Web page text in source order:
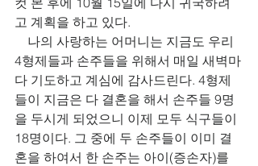
고 계획을 하고 있다.
나의 사랑하는 어머니는 지금도 우리
4형제들과 손주들을 위해서 매일 새벽마
다 기도하고 계심에 감사드린다. 4형제
들이 지금은 다 결혼을 해서 손주들 9명
을 두시게 되었으니 이제 모두 식구들이
18명이다. 그 중에 두 손주들이 이미 결
혼을 하여서 한 손주는 아이(증손자)를